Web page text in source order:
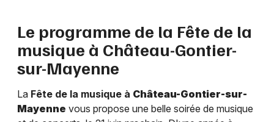
Le programme de la Fête de la
musique à Château-Gontier-
sur-Mayenne
La Fête de la musique à Château-Gontier-sur-
Mayenne vous propose une belle soirée de musique